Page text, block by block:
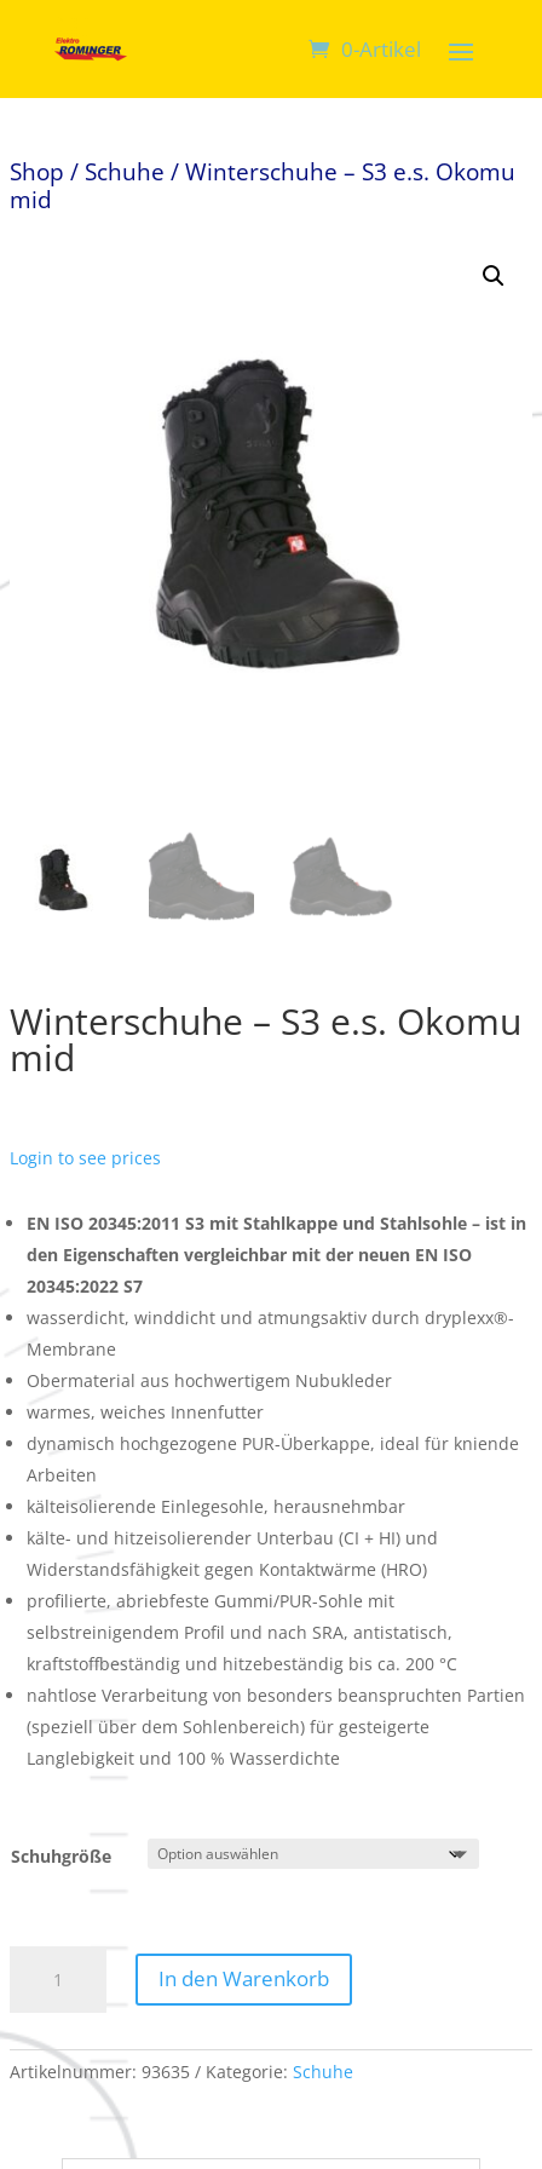
0-Artikel
Shop / Schuhe / Winterschuhe – S3 e.s. Okomu
mid
Winterschuhe – S3 e.s. Okomu
mid
Login to see prices
EN ISO 20345:2011 S3 mit Stahlkappe und Stahlsohle – ist in
den Eigenschaften vergleichbar mit der neuen EN ISO
20345:2022 S7
wasserdicht, winddicht und atmungsaktiv durch dryplexx®-
Membrane
Obermaterial aus hochwertigem Nubukleder
warmes, weiches Innenfutter
dynamisch hochgezogene PUR-Überkappe, ideal für kniende
Arbeiten
kälteisolierende Einlegesohle, herausnehmbar
kälte- und hitzeisolierender Unterbau (CI + HI) und
Widerstandsfähigkeit gegen Kontaktwärme (HRO)
profilierte, abriebfeste Gummi/PUR-Sohle mit
selbstreinigendem Profil und nach SRA, antistatisch,
kraftstoffbeständig und hitzebeständig bis ca. 200 °C
nahtlose Verarbeitung von besonders beanspruchten Partien
(speziell über dem Sohlenbereich) für gesteigerte
Langlebigkeit und 100 % Wasserdichte
Schuhgröße
e.s.
Okomu
In den Warenkorb
Artikelnummer: 93635 Kategorie: Schuhe